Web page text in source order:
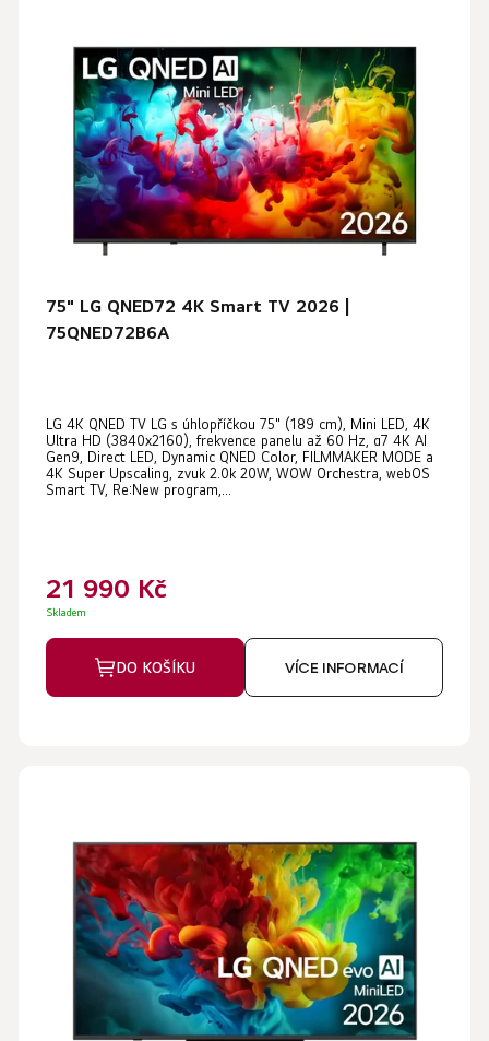
75" LG QNED72 4K Smart TV 2026 |
75QNED72B6A
LG 4K QNED TV LG s úhlopříčkou 75" (189 cm), Mini LED, 4K
Ultra HD (3840x2160), frekvence panelu až 60 Hz, α7 4K AI
Gen9, Direct LED, Dynamic QNED Color, FILMMAKER MODE a
4K Super Upscaling, zvuk 2.0k 20W, WOW Orchestra, webOS
Smart TV, Re:New program,...
21 990 Kč
Skladem
DO KOŠÍKU VÍCE INFORMACÍ